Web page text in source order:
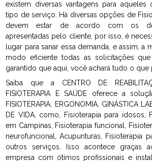
existem diversas vantagens para
tipo de serviço. Há diversas opções de
devem estar de acordo com os
apresentadas pelo cliente, por isso, é
lugar para sanar essa demanda, e assim, a
modo eficiente todas as solicitações
garantido que aqui, você achará tudo o que
Saiba que a CENTRO DE
FISIOTERAPIA E SAÚDE oferece a
FISIOTERAPIA, ERGONOMIA, GINÁSTICA
DE VIDA, como, Fisioterapia para idosos,
em Campinas, Fisioterapia funcional,
neurofuncional, Acupunturas, Fisioterapia
outros serviços. Isso acontece graças
empresa com ótimos profissionais e